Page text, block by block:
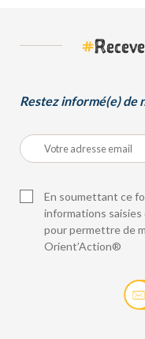
#
Restez informé(e) de
En soumettant ce
informations
pour permettre de
Orient’Action®